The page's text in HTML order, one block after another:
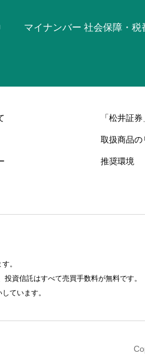
マイナンバー 社会保障・
「松井証
取扱商品の
推奨環境
。
資信託はすべて売買手数料が無料です。
ています。